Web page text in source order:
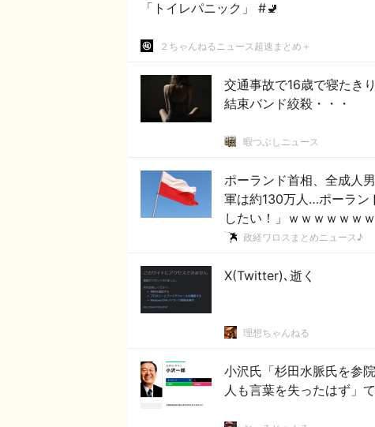
「トイレパニック」 #🚽
２ちゃんねるニュース超速まとめ＋
交通事故で16歳で寝たき
結束バンド絞殺・・・
暇つぶしニュース
ポーランド首相、全成人
軍は約130万人…ポーラン
したい！」ｗｗｗｗｗｗ
政経ワロスまとめニュース♪
X(Twitter)､逝く
理想ちゃんねる
小沢氏「杉田水脈氏を参
人も言葉を失ったはず」